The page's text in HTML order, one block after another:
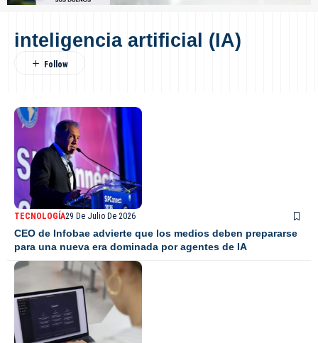
inteligencia artificial (IA)
TECNOLOGÍA29 De Julio De 2026
CEO de Infobae advierte que los medios deben prepararse
para una nueva era dominada por agentes de IA